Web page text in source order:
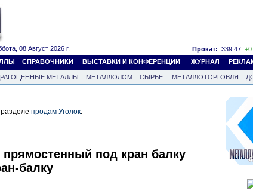
08 Август 2026 г. Прокат: 339.47
СПРАВОЧНИКИ ВЫСТАВКИ И КОНФЕРЕНЦИИ ЖУРНАЛ
МЕТАЛЛЫ МЕТАЛЛОЛОМ СЫРЬЕ МЕТАЛЛОТОРГОВЛЯ
продам Уголок.
прямостенный под кран балку
балку